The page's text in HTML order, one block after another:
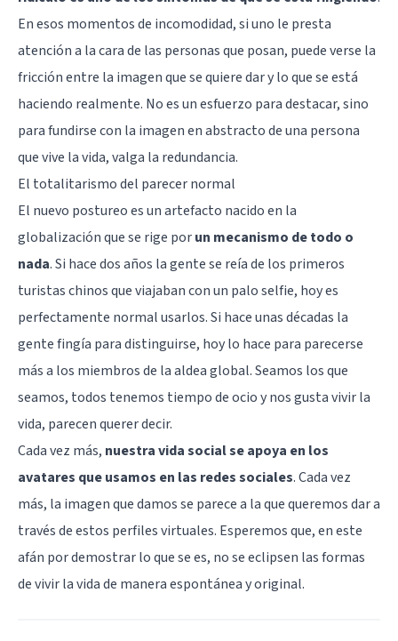
En esos momentos de incomodidad, si uno le presta
atención a la cara de las personas que posan, puede verse la
fricción entre la imagen que se quiere dar y lo que se está
haciendo realmente. No es un esfuerzo para destacar, sino
para fundirse con la imagen en abstracto de una persona
que vive la vida, valga la redundancia.
El totalitarismo del parecer normal
El nuevo postureo es un artefacto nacido en la
globalización que se rige porun mecanismo de todo o
nada. Si hace dos años la gente se reía de los primeros
turistas chinos que viajaban con un palo selfie, hoy es
perfectamente normal usarlos. Si hace unas décadas la
gente fingía para distinguirse, hoy lo hace para parecerse
más a los miembros de la aldea global. Seamos los que
seamos, todos tenemos tiempo de ocio y nos gusta vivir la
vida, parecen querer decir.
Cada vez más, nuestra vida social se apoya en los
avatares que usamos en las redes sociales. Cada vez
más, la imagen que damos se parece a la que queremos dar a
través de estos perfiles virtuales. Esperemos que, en este
afán por demostrar lo que se es, no se eclipsen las formas
de vivir la vida de manera espontánea y original.